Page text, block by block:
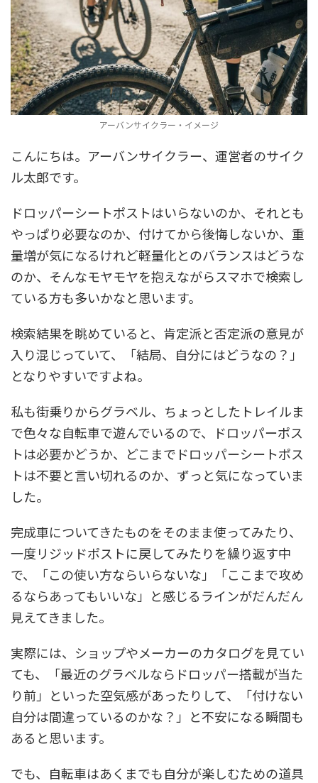
アーバンサイクラー・イメージ
こんにちは。アーバンサイクラー、運営者のサイク
ル太郎です。
ドロッパーシートポストはいらないのか、それとも
やっぱり必要なのか、付けてから後悔しないか、重
量増が気になるけれど軽量化とのバランスはどうな
のか、そんなモヤモヤを抱えながらスマホで検索し
ている方も多いかなと思います。
検索結果を眺めていると、肯定派と否定派の意見が
入り混じっていて、「結局、自分にはどうなの？」
となりやすいですよね。
私も街乗りからグラベル、ちょっとしたトレイルま
で色々な自転車で遊んでいるので、ドロッパーポス
トは必要かどうか、どこまでドロッパーシートポス
トは不要と言い切れるのか、ずっと気になっていま
した。
完成車についてきたものをそのまま使ってみたり、
一度リジッドポストに戻してみたりを繰り返す中
で、「この使い方ならいらないな」「ここまで攻め
るならあってもいいな」と感じるラインがだんだん
見えてきました。
実際には、ショップやメーカーのカタログを見てい
ても、「最近のグラベルならドロッパー搭載が当た
り前」といった空気感があったりして、「付けない
自分は間違っているのかな？」と不安になる瞬間も
あると思います。
でも、自転車はあくまでも自分が楽しむための道具